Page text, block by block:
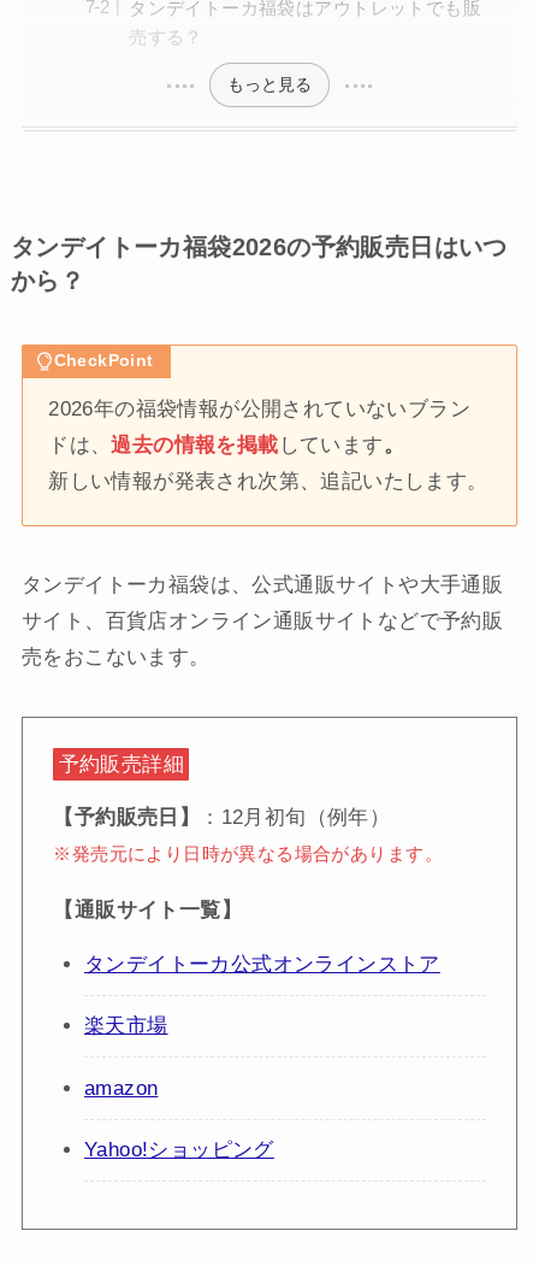
タンデイトーカ福袋はアウトレットでも販
売する？
もっと見る
タンデイトーカ福袋2026の予約販売日はいつ
から？
CheckPoint
2026年の福袋情報が公開されていないブラン
ドは、過去の情報を掲載 しています。
新しい情報が発表され次第、追記いたします。
タンデイトーカ福袋は、公式通販サイトや大手通販
サイト、百貨店オンライン通販サイトなどで予約販
売をおこないます。
予約販売詳細
【予約販売日】 ：12月初旬（例年）
※発売元により日時が異なる場合があります。
【通販サイト一覧】
タンデイトーカ公式オンラインストア
楽天市場
amazon
Yahoo!ショッピング